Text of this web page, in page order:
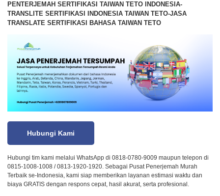
PENTERJEMAH SERTIFIKASI TAIWAN TETO INDONESIA-
TRANSLITE SERTIFIKASI INDONESIA TAIWAN TETO-JASA
TRANSLATE SERTIFIKASI BAHASA TAIWAN TETO
Hubungi Kami
Hubungi tim kami melalui WhatsApp di 0818-0780-9009 maupun telepon di
0815-1008-1008 / 0813-1920-1920. Sebagai Pusat Penerjemah Murah
Terbaik se-Indonesia, kami siap memberikan layanan estimasi waktu dan
biaya GRATIS dengan respons cepat, hasil akurat, serta profesional.